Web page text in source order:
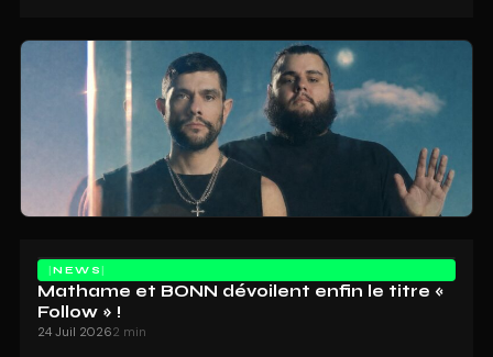
NEWS
Mathame et BONN dévoilent enfin le titre «
Follow » !
24 Juil 20262 min